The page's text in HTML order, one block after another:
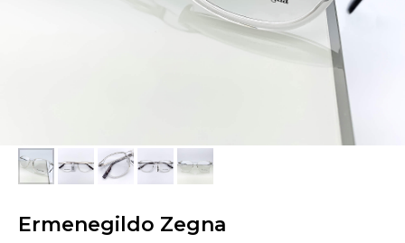
Ermenegildo Zegna